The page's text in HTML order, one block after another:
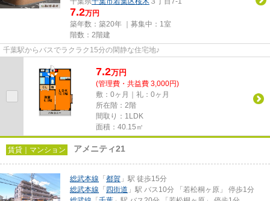
7.2万円
築年数：築20年 ｜募集中： 1室
階数：2階建
千葉駅からバスでラクラク15分の閑静な住宅地♪
7.2万円
(管理費・共益費 3,000円)
敷：0ヶ月｜礼：0ヶ月
所在階：2階
間取り：1LDK
面積：40.15㎡
賃貸｜マンション アメニティ21
総武本線 「 都賀 」駅 徒歩15分
総武本線 「 四街道 」駅 バス10分 「若松桐ヶ原」 停歩1分